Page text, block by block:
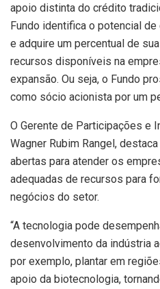
apoio distinta do crédito
Fundo identifica o potencial
e adquire um percentual de
recursos disponíveis na
expansão. Ou seja, o Fundo
como sócio acionista por um
O Gerente de Participações e
Wagner Rubim Rangel,
abertas para atender os
adequadas de recursos para
negócios do setor.
“A tecnologia pode
desenvolvimento da indústria
por exemplo, plantar em
apoio da biotecnologia,